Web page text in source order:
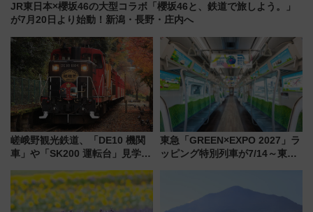
JR東日本×櫻坂46の大型コラボ「櫻坂46と、鉄道で旅しよう。」
が7月20日より始動！新潟・長野・庄内へ
嵯峨野観光鉄道、「DE10 機関
車」や「SK200 運転台」見学ツ
トの一環で激レア体験できちゃ
うかも 参加方法やスケジュール
をご紹介
東急「GREEN×EXPO 2027」ラ
ッピング特別列車が7/14～東